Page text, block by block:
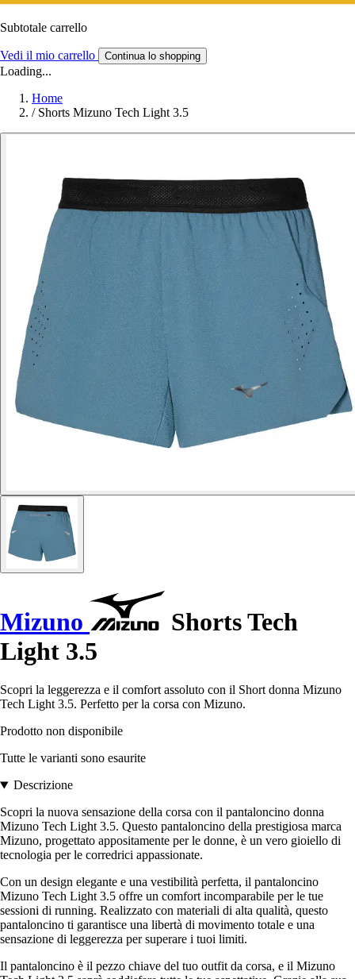
Subtotale carrello
Vedi il mio carrello Continua lo shopping
Loading...
Home
/ Shorts Mizuno Tech Light 3.5
Mizuno
Shorts Tech
Light 3.5
Scopri la leggerezza e il comfort assoluto con il Short donna Mizuno
Tech Light 3.5. Perfetto per la corsa con Mizuno.
Prodotto non disponibile
Tutte le varianti sono esaurite
Descrizione
Scopri la nuova sensazione della corsa con il pantaloncino donna
Mizuno Tech Light 3.5. Questo pantaloncino della prestigiosa marca
Mizuno, progettato appositamente per le donne, è un vero gioiello di
tecnologia per le corredrici appassionate.
Con un design elegante e una vestibilità perfetta, il pantaloncino
Mizuno Tech Light 3.5 offre un comfort incomparabile per le tue
sessioni di running. Realizzato con materiali di alta qualità, questo
pantaloncino ti garantisce una libertà di movimento totale e una
sensazione di leggerezza per superare i tuoi limiti.
Il pantaloncino è il pezzo chiave del tuo outfit da corsa, e il Mizuno